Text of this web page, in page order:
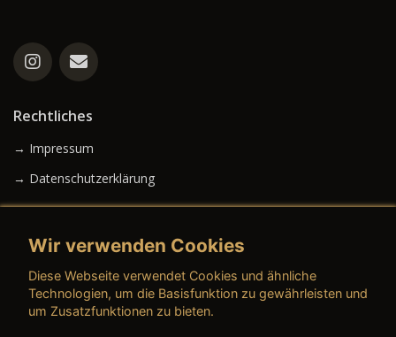
Rechtliches
→ Impressum
→ Datenschutzerklärung
→ AGB (Gebrauchtwagen)
Wir verwenden Cookies
Diese Webseite verwendet Cookies und ähnliche
Technologien, um die Basisfunktion zu gewährleisten und
um Zusatzfunktionen zu bieten.